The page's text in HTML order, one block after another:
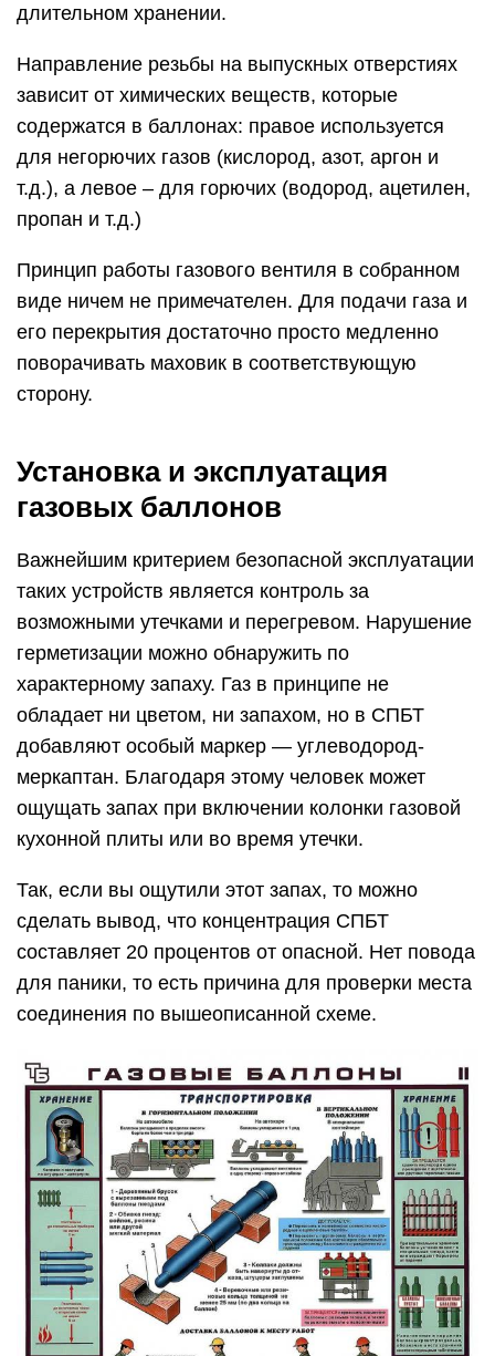
длительном хранении.
Направление резьбы на выпускных отверстиях
зависит от химических веществ, которые
содержатся в баллонах: правое используется
для негорючих газов (кислород, азот, аргон и
т.д.), а левое – для горючих (водород, ацетилен,
пропан и т.д.)
Принцип работы газового вентиля в собранном
виде ничем не примечателен. Для подачи газа и
его перекрытия достаточно просто медленно
поворачивать маховик в соответствующую
сторону.
Установка и эксплуатация
газовых баллонов
Важнейшим критерием безопасной эксплуатации
таких устройств является контроль за
возможными утечками и перегревом. Нарушение
герметизации можно обнаружить по
характерному запаху. Газ в принципе не
обладает ни цветом, ни запахом, но в СПБТ
добавляют особый маркер — углеводород-
меркаптан. Благодаря этому человек может
ощущать запах при включении колонки газовой
кухонной плиты или во время утечки.
Так, если вы ощутили этот запах, то можно
сделать вывод, что концентрация СПБТ
составляет 20 процентов от опасной. Нет повода
для паники, то есть причина для проверки места
соединения по вышеописанной схеме.